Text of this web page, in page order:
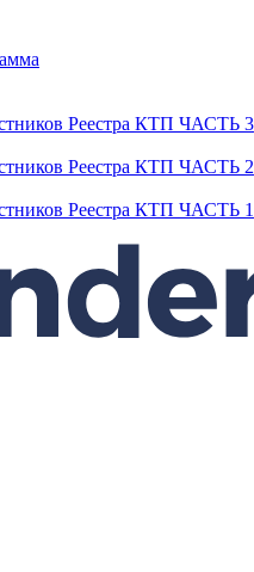
Реестра КТП ЧАСТЬ 3
Реестра КТП ЧАСТЬ 2
Реестра КТП ЧАСТЬ 1